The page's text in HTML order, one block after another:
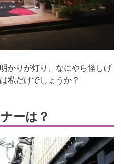
かりが灯り、なにやら怪しげ
私だけでしょうか？
ーは？